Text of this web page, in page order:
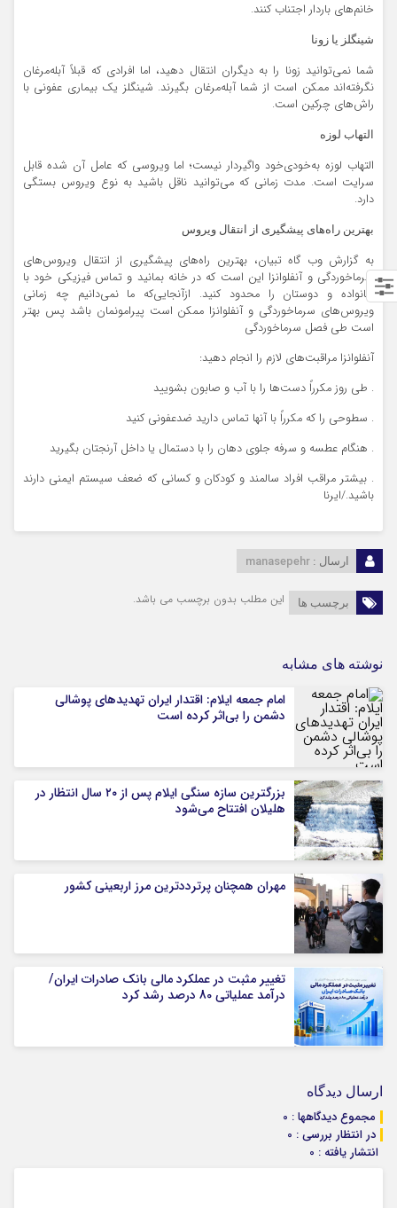
خانم‌های باردار اجتناب کنند.
شینگلز یا زونا
شما نمی‌توانید زونا را به دیگران انتقال دهید، اما افرادی که قبلاً آبله‌مرغان
نگرفته‌اند ممکن است از شما آبله‌مرغان بگیرند. شینگلز یک بیماری عفونی با
راش‌های چرکین است.
التهاب لوزه
التهاب لوزه به‌خودی‌خود واگیردار نیست؛ اما ویروسی که عامل آن شده قابل
سرایت است. مدت زمانی که می‌توانید ناقل باشید به نوع ویروس بستگی
دارد.
بهترین راه‌های پیشگیری از انتقال ویروس
به گزارش وب گاه تبیان، بهترین راه‌های پیشگیری از انتقال ویروس‌های
سرماخوردگی و آنفلوانزا این است که در خانه بمانید و تماس فیزیکی خود با
خانواده و دوستان را محدود کنید. ازآنجایی‌که ما نمی‌دانیم چه زمانی
ویروس‌های سرماخوردگی و آنفلوانزا ممکن است پیرامونمان باشد پس بهتر
است طی فصل سرماخوردگی
آنفلوانزا مراقبت‌های لازم را انجام دهید:
. طی روز مکرراً دست‌ها را با آب و صابون بشویید
. سطوحی را که مکرراً با آنها تماس دارید ضدعفونی کنید
. هنگام عطسه و سرفه جلوی دهان را با دستمال یا داخل آرنجتان بگیرید
. بیشتر مراقب افراد سالمند و کودکان و کسانی که ضعف سیستم ایمنی دارند
باشید./ایرنا
ارسال : manasepehr
برچسب ها این مطلب بدون برچسب می باشد.
نوشته های مشابه
امام جمعه ایلام: اقتدار ایران تهدیدهای پوشالی
دشمن را بی‌اثر کرده است
بزرگترین سازه سنگی ایلام پس از ۲۰ سال انتظار در
هلیلان افتتاح می‌شود
مهران همچنان پرترددترین مرز اربعینی کشور
تغییر مثبت در عملکرد مالی بانک صادرات ایران/
درآمد عملیاتی 80 درصد رشد کرد
ارسال دیدگاه
مجموع دیدگاهها : 0
در انتظار بررسی : 0
انتشار یافته : 0